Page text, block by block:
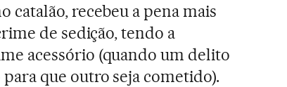
catalão, recebeu a pena mais
de sedição, tendo a
acessório (quando um delito
que outro seja cometido).